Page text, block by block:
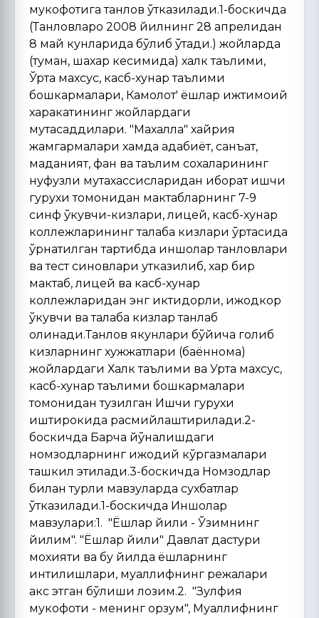
мукофотига танлов ўтказилади.1-боскичда
(Танловларо 2008 йилнинг 28 апрелидан
8 май кунларида бўлиб ўтади.) жойларда
(туман, шахар кесимида) халк таълими,
Ўрта махсус, касб-хунар таълими
бошкармалари, Камолот' ёшлар ижтимоий
харакатининг жойлардаги
мутасаддилари. "Махалла" хайрия
жамгармалари хамда адабиёт, санъат,
маданият, фан ва таълим сохаларининг
нуфузли мутахассисларидан иборат ишчи
гурухи томонидан мактабларнинг 7-9
синф ўкувчи-кизлари, лицей, касб-хунар
коллежларининг талаба кизлари ўртасида
ўрнатилган тартибда иншолар танловлари
ва тест синовлари утказилиб, хар бир
мактаб, лицей ва касб-хунар
коллежларидан энг иктидорли, ижодкор
ўкувчи ва талаба кизлар танлаб
олинади.Танлов якунлари бўйича голиб
кизларнинг хужжатлари (баённома)
жойлардаги Халк таълими ва Урта махсус,
касб-хунар таълими бошкармалари
томонидан тузилган Ишчи гурухи
иштирокида расмийлаштирилади.2-
боскичда Барча йўналишдаги
номзодларнинг ижодий кўргазмалари
ташкил этилади.3-боскичда Номзодлар
билан турли мавзуларда сухбатлар
ўтказилади.1-боскичда Иншолар
мавзулари:1. "Ёшлар йили - Ўзимнинг
йилим". "Ёшлар йили" Давлат дастури
мохияти ва бу йилда ёшларнинг
интилишлари, муаллифнинг режалари
акс этган бўлиши лозим.2. "Зулфия
мукофоти - менинг орзум", Муаллифнинг